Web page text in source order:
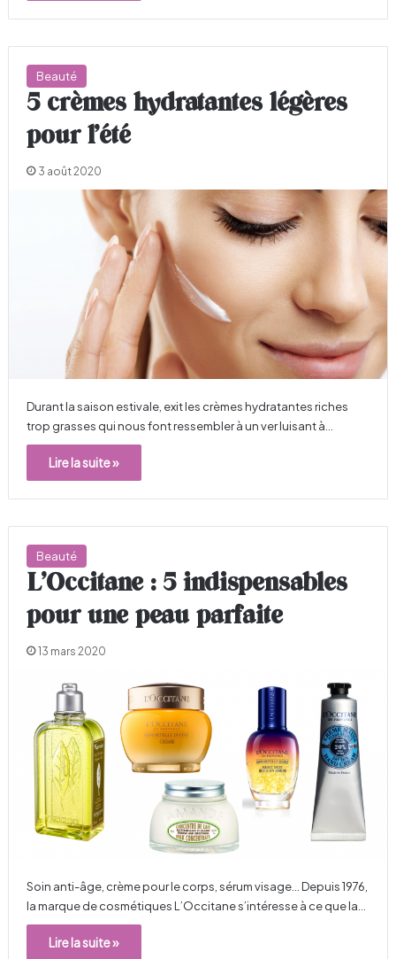
Beauté
5 crèmes hydratantes légères
pour l’été
3 août 2020
Durant la saison estivale, exit les crèmes hydratantes riches
trop grasses qui nous font ressembler à un ver luisant à…
Lire la suite »
Beauté
L’Occitane : 5 indispensables
pour une peau parfaite
13 mars 2020
Soin anti-âge, crème pour le corps, sérum visage... Depuis 1976,
la marque de cosmétiques L’Occitane s’intéresse à ce que la…
Lire la suite »